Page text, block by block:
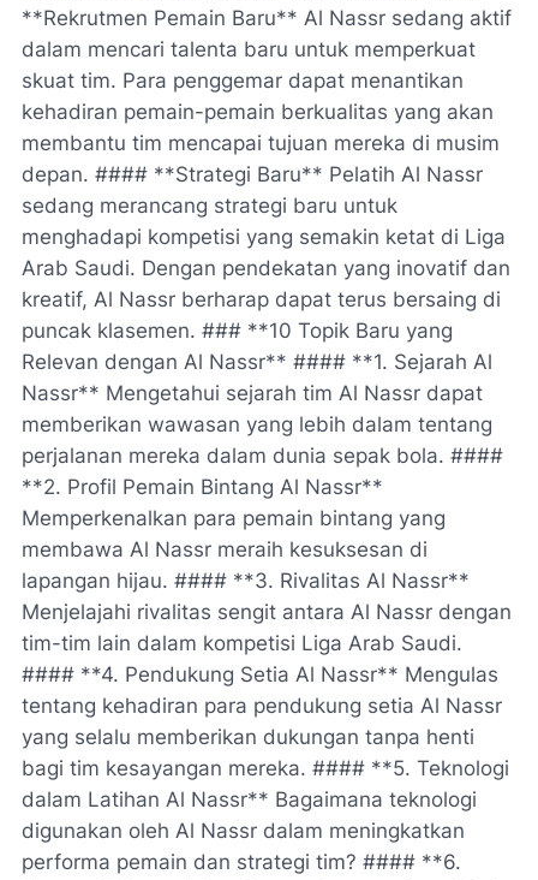
**Rekrutmen Pemain Baru** Al Nassr sedang aktif
dalam mencari talenta baru untuk memperkuat
skuat tim. Para penggemar dapat menantikan
kehadiran pemain-pemain berkualitas yang akan
membantu tim mencapai tujuan mereka di musim
depan. #### **Strategi Baru** Pelatih Al Nassr
sedang merancang strategi baru untuk
menghadapi kompetisi yang semakin ketat di Liga
Arab Saudi. Dengan pendekatan yang inovatif dan
kreatif, Al Nassr berharap dapat terus bersaing di
puncak klasemen. ### **10 Topik Baru yang
Relevan dengan Al Nassr** #### **1. Sejarah Al
Nassr** Mengetahui sejarah tim Al Nassr dapat
memberikan wawasan yang lebih dalam tentang
perjalanan mereka dalam dunia sepak bola. ####
**2. Profil Pemain Bintang Al Nassr**
Memperkenalkan para pemain bintang yang
membawa Al Nassr meraih kesuksesan di
lapangan hijau. #### **3. Rivalitas Al Nassr**
Menjelajahi rivalitas sengit antara Al Nassr dengan
tim-tim lain dalam kompetisi Liga Arab Saudi.
#### **4. Pendukung Setia Al Nassr** Mengulas
tentang kehadiran para pendukung setia Al Nassr
yang selalu memberikan dukungan tanpa henti
bagi tim kesayangan mereka. #### **5. Teknologi
dalam Latihan Al Nassr** Bagaimana teknologi
digunakan oleh Al Nassr dalam meningkatkan
performa pemain dan strategi tim? #### **6.